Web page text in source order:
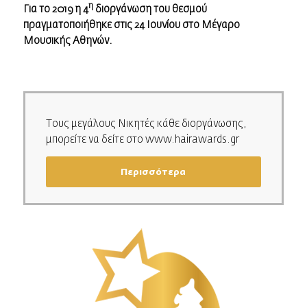
Για το 2019 η 4ηδιοργάνωση του θεσμού
πραγματοποιήθηκε στις 24 Ιουνίου στο Μέγαρο
Μουσικής Αθηνών.
Τους μεγάλους Νικητές κάθε διοργάνωσης,
μπορείτε να δείτε στο www.hairawards.gr
Περισσότερα